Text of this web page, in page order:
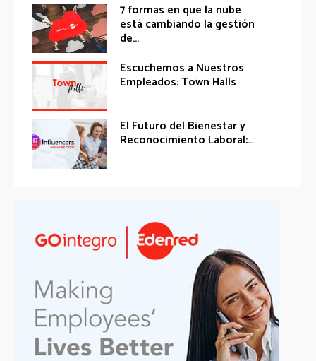
7 formas en que la nube
está cambiando la gestión
de...
Escuchemos a Nuestros
Empleados: Town Halls
El Futuro del Bienestar y
Reconocimiento Laboral:...